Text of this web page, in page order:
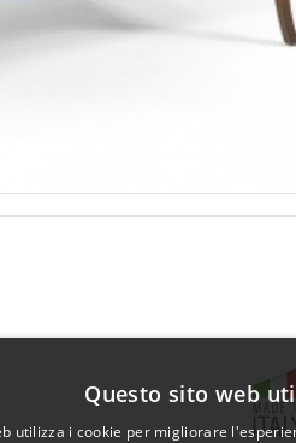
Questo sito web
utilizza i cookie per migliorare